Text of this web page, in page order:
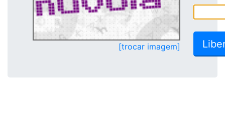
[trocar imagem]